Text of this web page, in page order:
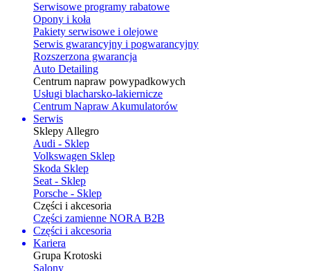
Serwisowe programy rabatowe
Opony i koła
Pakiety serwisowe i olejowe
Serwis gwarancyjny i pogwarancyjny
Rozszerzona gwarancja
Auto Detailing
Centrum napraw powypadkowych
Usługi blacharsko-lakiernicze
Centrum Napraw Akumulatorów
Serwis
Sklepy Allegro
Audi - Sklep
Volkswagen Sklep
Skoda Sklep
Seat - Sklep
Porsche - Sklep
Części i akcesoria
Części zamienne NORA B2B
Części i akcesoria
Kariera
Grupa Krotoski
Salony